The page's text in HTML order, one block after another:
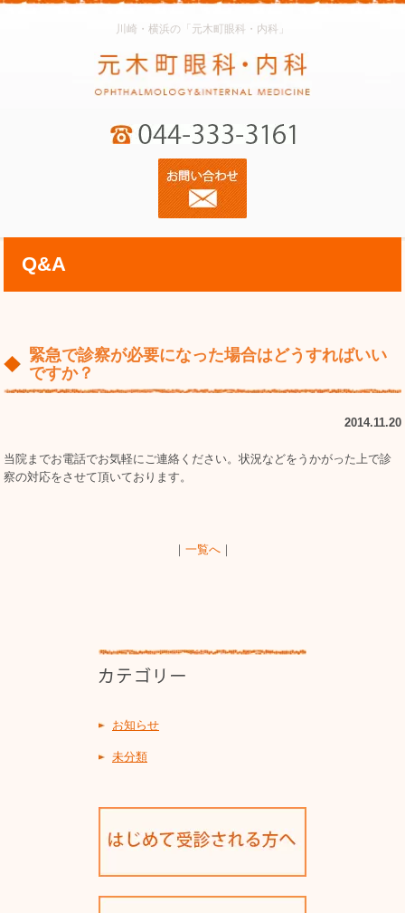
川崎・横浜の「元木町眼科・内科」
Q&A
緊急で診察が必要になった場合はどうすればいい
ですか？
2014.11.20
当院までお電話でお気軽にご連絡ください。状況などをうかがった上で診
察の対応をさせて頂いております。
｜ 一覧へ｜
お知らせ
未分類